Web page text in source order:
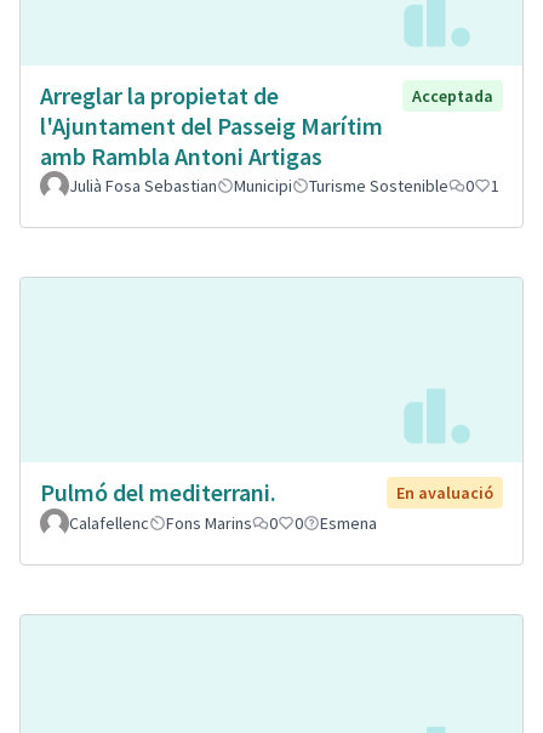
Arreglar la propietat de
l'Ajuntament del Passeig Marítim
amb Rambla Antoni Artigas
Acceptada
Julià Fosa Sebastian Municipi Turisme Sostenible 0 1
Pulmó del mediterrani.
En avaluació
Calafellenc
Fons Marins 0 0 Esmena